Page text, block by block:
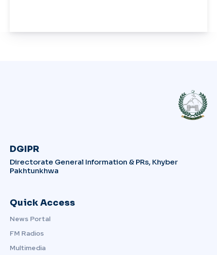
DGIPR
Directorate General Information & PRs, Khyber
Pakhtunkhwa
Quick Access
News Portal
FM Radios
Multimedia